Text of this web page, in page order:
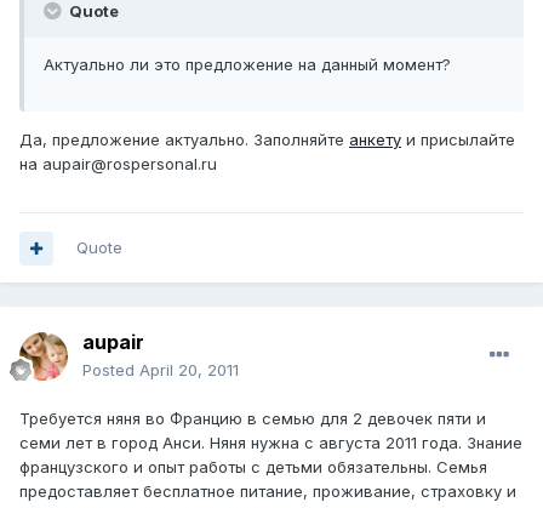
Quote
Актуально ли это предложение на данный момент?
Да, предложение актуально. Заполняйте анкету и присылайте
на aupair@rospersonal.ru
Quote
aupair
Posted April 20, 2011
Требуется няня во Францию в семью для 2 девочек пяти и
семи лет в город Анси. Няня нужна с августа 2011 года. Знание
французского и опыт работы с детьми обязательны. Семья
предоставляет бесплатное питание, проживание, страховку и